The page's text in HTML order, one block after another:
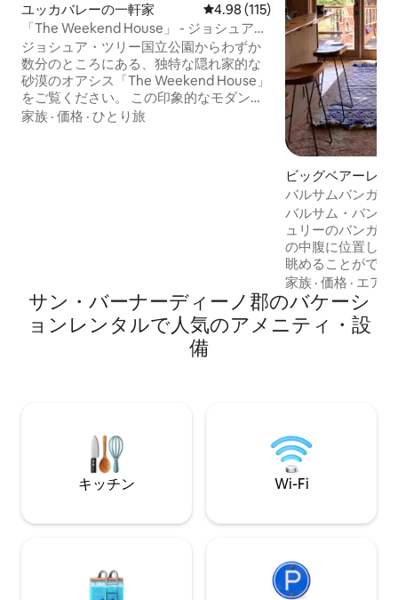
ユッカバレーの一軒家 レビュー115件、5つ星中4.98つ
4.98 (115)
「The Weekend House」 - ジョシュアツ
リー
ジョシュア・ツリー国立公園からわずか
数分のところにある、独特な隠れ家的な
砂漠のオアシス「The Weekend House」
をご覧ください。 この印象的なモダンな
建築物は、Airbnbでも人気があり、現在
る休暇に最適です。
家族 · 価格 · ひとり旅
ビッグベアーレイ
家
バルサムバンガロ
場まで1分、ジャ
バルサム・バンガ
ュリーのバンガロ
の中腹に位置し、
眺めることができ
ムーンリッジ地区
アのスロープまで
す。スノーサミ
林公園のハイキン
ゲストの後にサー
た木の茂る庭をお
家族 ·価格 · エア
サン・バーナーディーノ郡のバケーシ
ョンレンタルで人気のアメニティ・設
備
キッチン Wi-Fi